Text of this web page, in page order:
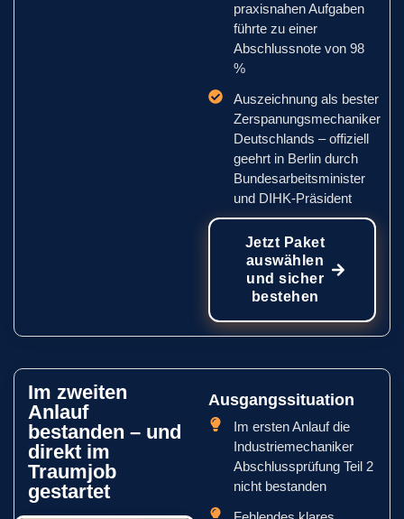
praxisnahen Aufgaben
führte zu einer
Abschlussnote von 98
%
Auszeichnung als bester
Zerspanungsmechaniker
Deutschlands – offiziell
geehrt in Berlin durch
Bundesarbeitsminister
und DIHK-Präsident
Jetzt Paket
auswählen
und sicher
bestehen
Ausgangssituation
Im ersten Anlauf die
Industriemechaniker
Abschlussprüfung Teil 2
nicht bestanden
Im zweiten
Anlauf
bestanden – und
direkt im
Traumjob
gestartet